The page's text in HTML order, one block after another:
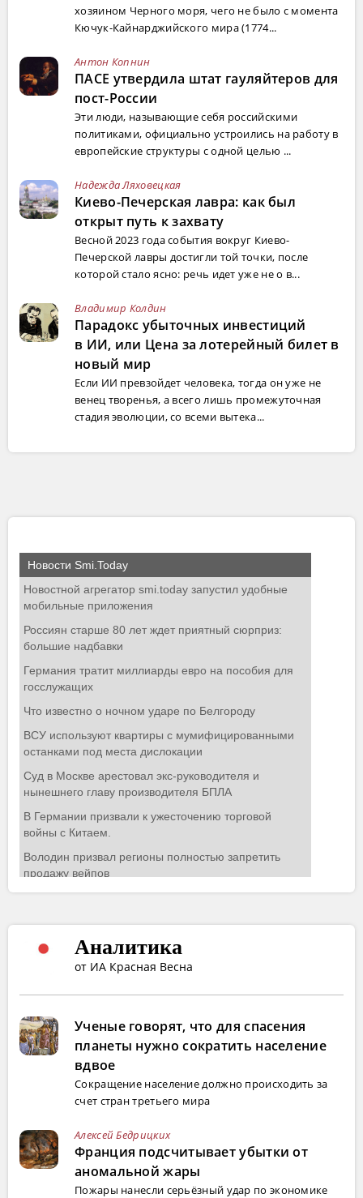
хозяином Черного моря, чего не было с момента
Кючук-Кайнарджийского мира (1774...
Антон Копнин
ПАСЕ утвердила штат гауляйтеров для
пост-России
Эти люди, называющие себя российскими
политиками, официально устроились на работу в
европейские структуры с одной целью ...
Надежда Ляховецкая
Киево-Печерская лавра: как был
открыт путь к захвату
Весной 2023 года события вокруг Киево-
Печерской лавры достигли той точки, после
которой стало ясно: речь идет уже не о в...
Владимир Колдин
Парадокс убыточных инвестиций
в ИИ, или Цена за лотерейный билет в
новый мир
Если ИИ превзойдет человека, тогда он уже не
венец творенья, а всего лишь промежуточная
стадия эволюции, со всеми вытека...
Аналитика
от ИА Красная Весна
Ученые говорят, что для спасения
планеты нужно сократить население
вдвое
Сокращение население должно происходить за
счет стран третьего мира
Алексей Бедрицких
Франция подсчитывает убытки от
аномальной жары
Пожары нанесли серьёзный удар по экономике